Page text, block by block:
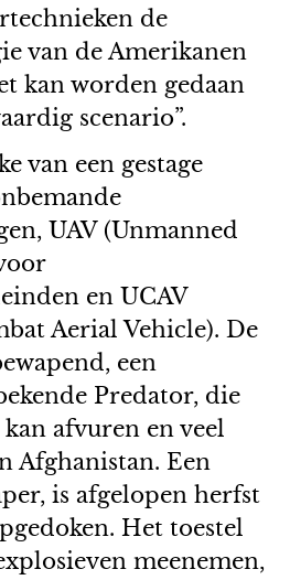
de
van de Amerikanen
kan worden gedaan
scenario”.
van een gestage
UAV (Unmanned
en UCAV
Aerial Vehicle). De
een
Predator, die
afvuren en veel
Afghanistan. Een
is afgelopen herfst
Het toestel
meenemen,